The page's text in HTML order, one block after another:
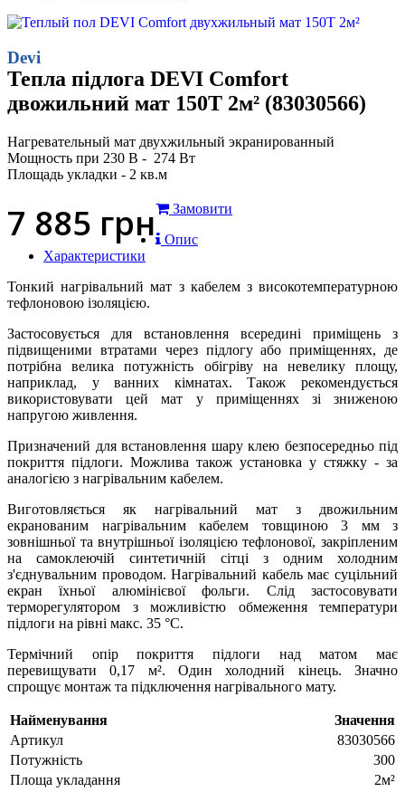
Devi
Тепла підлога DEVI Comfort
двожильний мат 150T 2м² (83030566)
Нагревательный мат двухжильный экранированный
Мощность при 230 В - 274 Вт
Площадь укладки - 2 кв.м
7 885 грн
Замовити
Опис
Характеристики
Тонкий нагрівальний мат з кабелем з високотемпературною
тефлоновою ізоляцією.
Застосовується для встановлення всередині приміщень з
підвищеними втратами через підлогу або приміщеннях, де
потрібна велика потужність обігріву на невелику площу,
наприклад, у ванних кімнатах. Також рекомендується
використовувати цей мат у приміщеннях зі зниженою
напругою живлення.
Призначений для встановлення шару клею безпосередньо під
покриття підлоги. Можлива також установка у стяжку - за
аналогією з нагрівальним кабелем.
Виготовляється як нагрівальний мат з двожильним
екранованим нагрівальним кабелем товщиною 3 мм з
зовнішньої та внутрішньої ізоляцією тефлонової, закріпленим
на самоклеючій синтетичній сітці з одним холодним
з'єднувальним проводом. Нагрівальний кабель має суцільний
екран їхньої алюмінієвої фольги. Слід застосовувати
терморегулятором з можливістю обмеження температури
підлоги на рівні макс. 35 °С.
Термічний опір покриття підлоги над матом має
перевищувати 0,17 м². Один холодний кінець. Значно
спрощує монтаж та підключення нагрівального мату.
Найменування
Значення
Артикул
83030566
Потужність
300
Площа укладання
2м²